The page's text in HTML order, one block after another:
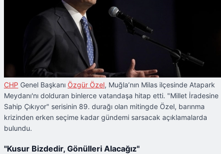
CHP Genel Başkanı Özgür Özel, Muğla’nın Milas ilçesinde Atapark
Meydanı'nı dolduran binlerce vatandaşa hitap etti. "Millet İradesine
Sahip Çıkıyor" serisinin 89. durağı olan mitingde Özel, barınma
krizinden erken seçime kadar gündemi sarsacak açıklamalarda
bulundu.
"Kusur Bizdedir, Gönülleri Alacağız"